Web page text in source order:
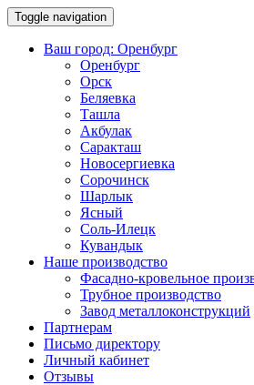
Toggle navigation
Ваш город: Оренбург
Оренбург
Орск
Беляевка
Ташла
Акбулак
Саракташ
Новосергиевка
Сорочинск
Шарлык
Ясный
Соль-Илецк
Кувандык
Наше производство
Фасадно-кровельное
Трубное производство
Завод металлоконструкций
Партнерам
Письмо директору
Личный кабинет
Отзывы